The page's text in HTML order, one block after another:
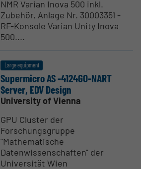
NMR Varian Inova 500 inkl.
Zubehör, Anlage Nr. 30003351 -
RF-Konsole Varian Unity Inova
500....
Large equipment
Super­micro AS -4124GO-NART
Server, EDV Design
University of Vienna
GPU Cluster der
Forschungsgruppe
"Mathematische
Datenwissenschaften" der
Universität Wien